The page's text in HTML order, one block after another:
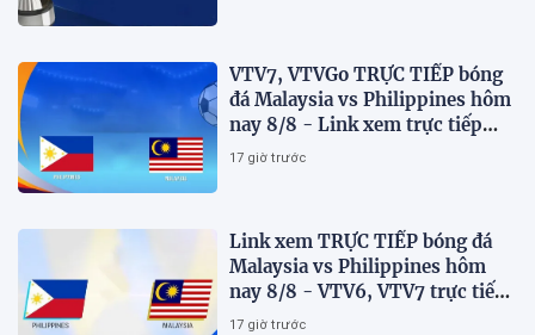
VTV7, VTVGo TRỰC TIẾP bóng
đá Malaysia vs Philippines hôm
nay 8/8 - Link xem trực tiếp
AFF Cup 2026 mới nhất
17 giờ trước
Link xem TRỰC TIẾP bóng đá
Malaysia vs Philippines hôm
nay 8/8 - VTV6, VTV7 trực tiếp
AFF Cup 2026
17 giờ trước